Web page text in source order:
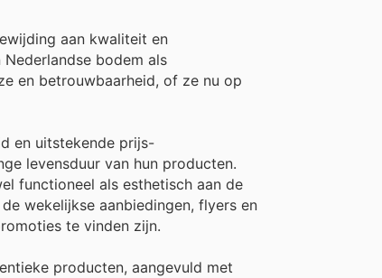
aan kwaliteit en
bodem als
en betrouwbaarheid, of ze nu op
en uitstekende prijs-
levensduur van hun producten.
functioneel als esthetisch aan de
wekelijkse aanbiedingen, flyers en
te vinden zijn.
producten, aangevuld met